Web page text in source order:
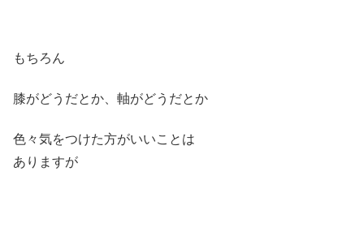
もちろん
膝がどうだとか、軸がどうだとか
色々気をつけた方がいいことは
ありますが